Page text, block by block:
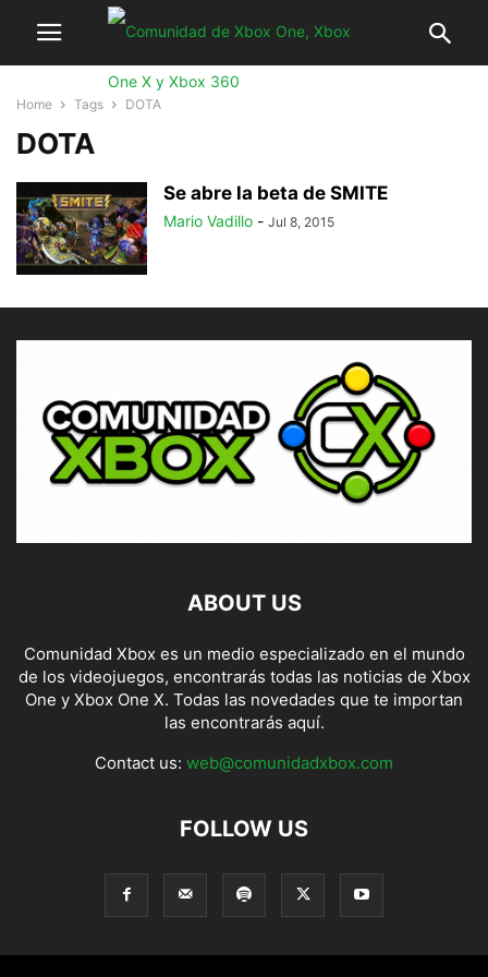
Home Tags DOTA
DOTA
Se abre la beta de SMITE
Mario Vadillo - Jul 8, 2015
ABOUT US
Comunidad Xbox es un medio especializado en el mundo
de los videojuegos, encontrarás todas las noticias de Xbox
One y Xbox One X. Todas las novedades que te importan
las encontrarás aquí.
Contact us: web@comunidadxbox.com
FOLLOW US